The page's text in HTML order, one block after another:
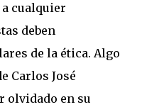
cualquier
deben
de la ética. Algo
Carlos José
olvidado en su